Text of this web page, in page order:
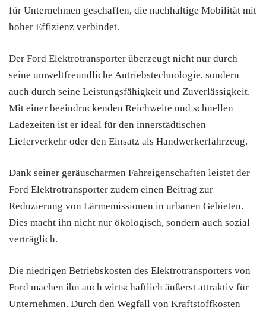
für Unternehmen geschaffen, die nachhaltige Mobilität mit
hoher Effizienz verbindet.
Der Ford Elektrotransporter überzeugt nicht nur durch
seine umweltfreundliche Antriebstechnologie, sondern
auch durch seine Leistungsfähigkeit und Zuverlässigkeit.
Mit einer beeindruckenden Reichweite und schnellen
Ladezeiten ist er ideal für den innerstädtischen
Lieferverkehr oder den Einsatz als Handwerkerfahrzeug.
Dank seiner geräuscharmen Fahreigenschaften leistet der
Ford Elektrotransporter zudem einen Beitrag zur
Reduzierung von Lärmemissionen in urbanen Gebieten.
Dies macht ihn nicht nur ökologisch, sondern auch sozial
verträglich.
Die niedrigen Betriebskosten des Elektrotransporters von
Ford machen ihn auch wirtschaftlich äußerst attraktiv für
Unternehmen. Durch den Wegfall von Kraftstoffkosten